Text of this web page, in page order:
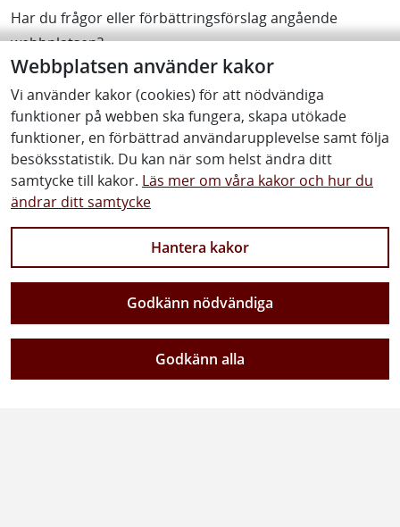
Webbplatsen använder kakor
Vi använder kakor (cookies) för att nödvändiga
funktioner på webben ska fungera, skapa utökade
funktioner, en förbättrad användarupplevelse samt följa
besöksstatistik. Du kan när som helst ändra ditt
samtycke till kakor. Läs mer om våra kakor och hur du
ändrar ditt samtycke
Hantera kakor
Godkänn nödvändiga
Godkänn alla
Har du frågor eller förbättringsförslag angående
webbplatsen?
Tyck till om webbplatsen
Om oss
Kontakta oss
Vanliga frågor och svar
Lediga jobb
Trafikverkets visslarfunktion
Vår verksamhet
Om webbplatsen